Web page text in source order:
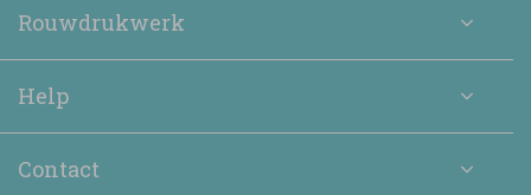
Rouwdrukwerk
Help
Contact